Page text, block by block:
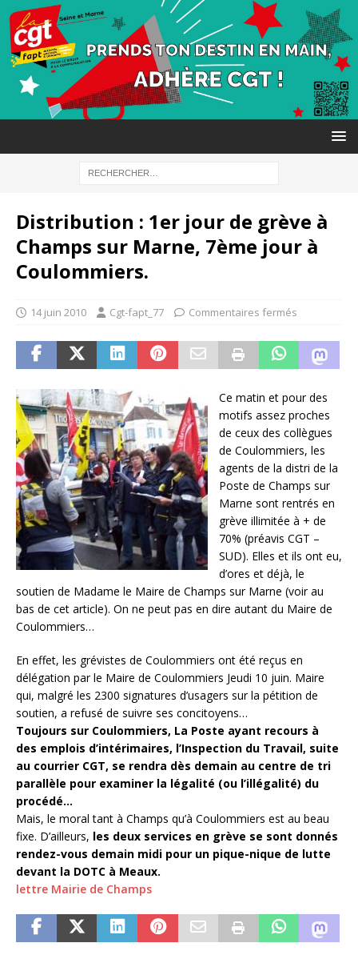
Distribution : 1er jour de grève à
Champs sur Marne, 7ème jour à
Coulommiers.
14 juin 2010 Cgt-fapt_77 Commentaires fermés
Ce matin et pour des
motifs assez proches
de ceux des collègues
de Coulommiers, les
agents de la distri de la
Poste de Champs sur
Marne sont rentrés en
grève illimitée à + de
70% (préavis CGT –
SUD). Elles et ils ont eu,
d’ores et déjà, le
soutien de Madame le Maire de Champs sur Marne (voir au
bas de cet article). On ne peut pas en dire autant du Maire de
Coulommiers…
En effet, les grévistes de Coulommiers ont été reçus en
délégation par le Maire de Coulommiers Jeudi 10 juin. Maire
qui, malgré les 2300 signatures d’usagers sur la pétition de
soutien, a refusé de suivre ses concitoyens…
Toujours sur Coulommiers, La Poste ayant recours à
des emplois d’intérimaires, l’Inspection du Travail, suite
au courrier CGT, se rendra dès demain au centre de tri
parallèle pour examiner la légalité (ou l’illégalité) du
procédé…
Mais, le moral tant à Champs qu’à Coulommiers est au beau
fixe. D’ailleurs, les deux services en grève se sont donnés
rendez-vous demain midi pour un pique-nique de lutte
devant la DOTC à Meaux.
lettre Mairie de Champs